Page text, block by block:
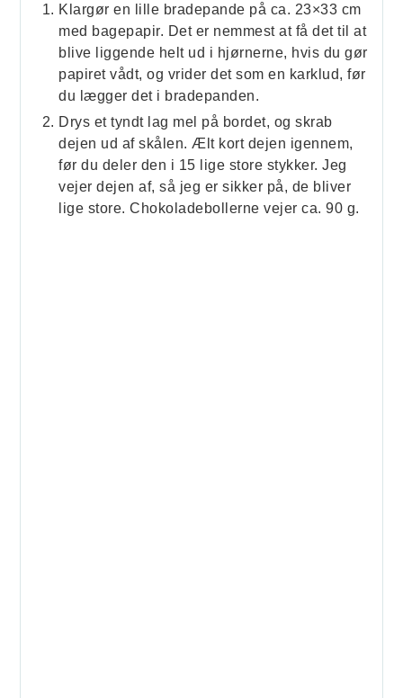
Klargør en lille bradepande på ca. 23×33 cm
med bagepapir. Det er nemmest at få det til at
blive liggende helt ud i hjørnerne, hvis du gør
papiret vådt, og vrider det som en karklud, før
du lægger det i bradepanden.
Drys et tyndt lag mel på bordet, og skrab
dejen ud af skålen. Ælt kort dejen igennem,
før du deler den i 15 lige store stykker. Jeg
vejer dejen af, så jeg er sikker på, de bliver
lige store. Chokoladebollerne vejer ca. 90 g.